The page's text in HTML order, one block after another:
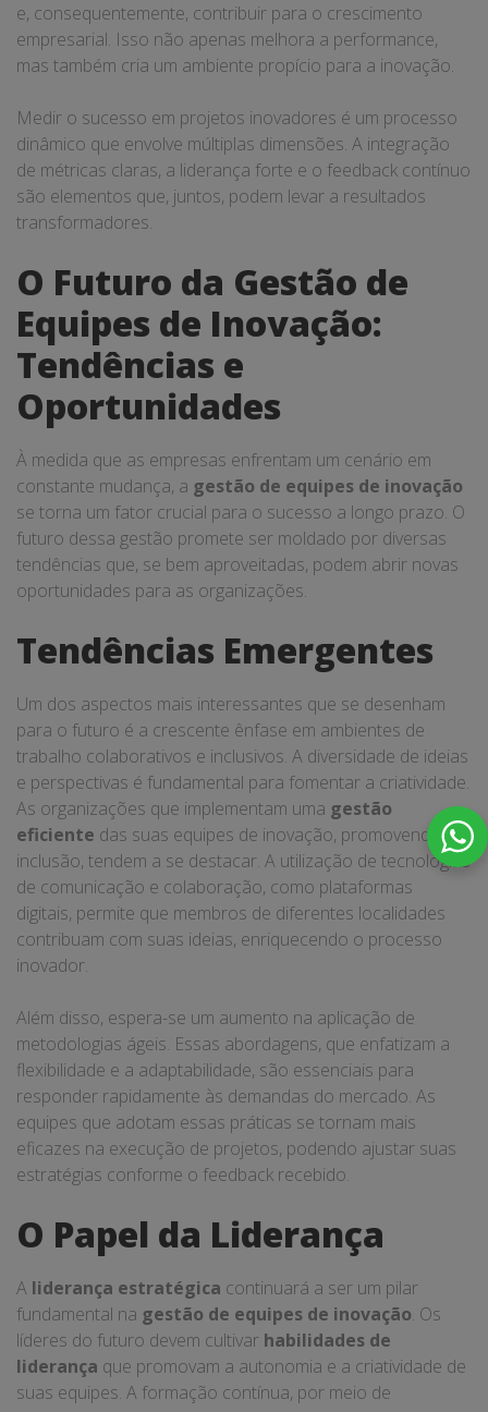
e, consequentemente, contribuir para o crescimento
empresarial. Isso não apenas melhora a performance,
mas também cria um ambiente propício para a inovação.
Medir o sucesso em projetos inovadores é um processo
dinâmico que envolve múltiplas dimensões. A integração
de métricas claras, a liderança forte e o feedback contínuo
são elementos que, juntos, podem levar a resultados
transformadores.
O Futuro da Gestão de
Equipes de Inovação:
Tendências e
Oportunidades
À medida que as empresas enfrentam um cenário em
constante mudança, a gestão de equipes de inovação
se torna um fator crucial para o sucesso a longo prazo. O
futuro dessa gestão promete ser moldado por diversas
tendências que, se bem aproveitadas, podem abrir novas
oportunidades para as organizações.
Tendências Emergentes
Um dos aspectos mais interessantes que se desenham
para o futuro é a crescente ênfase em ambientes de
trabalho colaborativos e inclusivos. A diversidade de ideias
e perspectivas é fundamental para fomentar a criatividade.
As organizações que implementam uma gestão
eficiente das suas equipes de inovação, promovendo a
inclusão, tendem a se destacar. A utilização de tecnologias
de comunicação e colaboração, como plataformas
digitais, permite que membros de diferentes localidades
contribuam com suas ideias, enriquecendo o processo
inovador.
Além disso, espera-se um aumento na aplicação de
metodologias ágeis. Essas abordagens, que enfatizam a
flexibilidade e a adaptabilidade, são essenciais para
responder rapidamente às demandas do mercado. As
equipes que adotam essas práticas se tornam mais
eficazes na execução de projetos, podendo ajustar suas
estratégias conforme o feedback recebido.
O Papel da Liderança
A liderança estratégica continuará a ser um pilar
fundamental na gestão de equipes de inovação. Os
líderes do futuro devem cultivar habilidades de
liderança que promovam a autonomia e a criatividade de
suas equipes. A formação contínua, por meio de